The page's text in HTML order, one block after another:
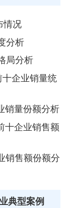
情况
分析
局分析
企业销量统
销量份额分析
十企业销售额
销售额份额分
典型案例